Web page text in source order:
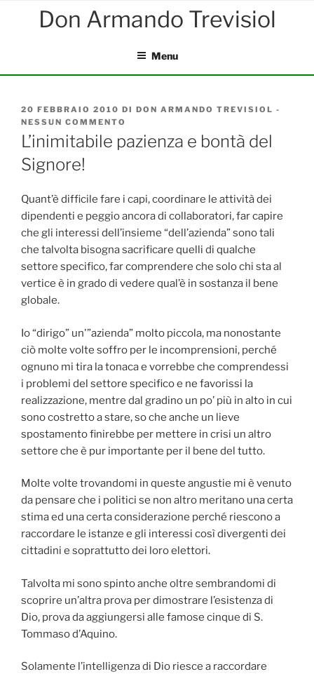
Menu
PUBBLICATO
IL
20 FEBBRAIO 2010 DI DON ARMANDO TREVISIOL -
NESSUN COMMENTO
L’INIMITABILE
PAZIENZA
SIGNORE!
L’inimitabile pazienza e bontà del
Signore!
Quant’è difficile fare i capi, coordinare le attività dei
dipendenti e peggio ancora di collaboratori, far capire
che gli interessi dell’insieme “dell’azienda” sono tali
che talvolta bisogna sacrificare quelli di qualche
settore specifico, far comprendere che solo chi sta al
vertice è in grado di vedere qual’è in sostanza il bene
globale.
Io “dirigo” un'”azienda” molto piccola, ma nonostante
ciò molte volte soffro per le incomprensioni, perché
ognuno mi tira la tonaca e vorrebbe che comprendessi
i problemi del settore specifico e ne favorissi la
realizzazione, mentre dal gradino un po’ più in alto in cui
sono costretto a stare, so che anche un lieve
spostamento finirebbe per mettere in crisi un altro
settore che è pur importante per il bene del tutto.
Molte volte trovandomi in queste angustie mi è venuto
da pensare che i politici se non altro meritano una certa
stima ed una certa considerazione perché riescono a
raccordare le istanze e gli interessi così divergenti dei
cittadini e soprattutto dei loro elettori.
Talvolta mi sono spinto anche oltre sembrandomi di
scoprire un’altra prova per dimostrare l’esistenza di
Dio, prova da aggiungersi alle famose cinque di S.
Tommaso d’Aquino.
Solamente l’intelligenza di Dio riesce a raccordare